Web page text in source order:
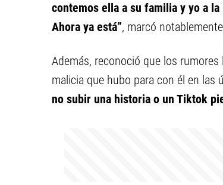
contemos ella a su familia y yo a
Ahora ya está”, marcó
Además, reconoció que los
malicia que hubo para con él en las
no subir una historia o un Tiktok